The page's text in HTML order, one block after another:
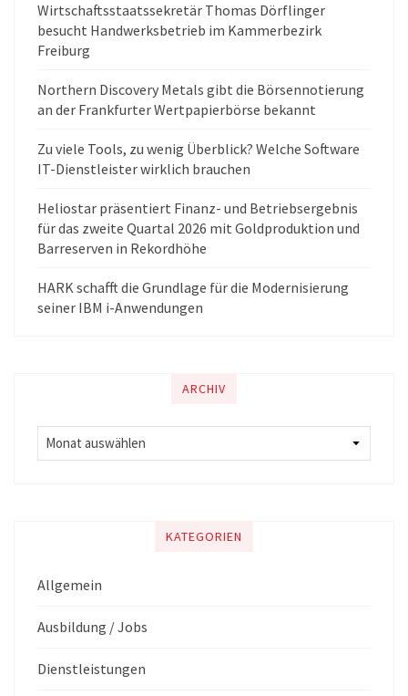
Wirtschaftsstaatssekretär Thomas Dörflinger
besucht Handwerksbetrieb im Kammerbezirk
Freiburg
Northern Discovery Metals gibt die Börsennotierung
an der Frankfurter Wertpapierbörse bekannt
Zu viele Tools, zu wenig Überblick? Welche Software
IT-Dienstleister wirklich brauchen
Heliostar präsentiert Finanz- und Betriebsergebnis
für das zweite Quartal 2026 mit Goldproduktion und
Barreserven in Rekordhöhe
HARK schafft die Grundlage für die Modernisierung
seiner IBM i-Anwendungen
ARCHIV
KATEGORIEN
Allgemein
Ausbildung / Jobs
Dienstleistungen